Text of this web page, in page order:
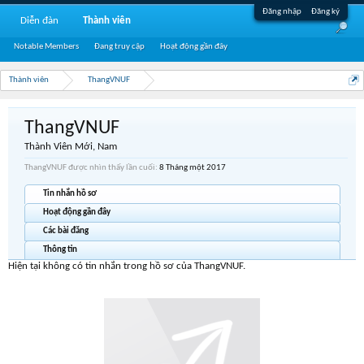
Đăng nhập Đăng ký
Thành viên ThangVNUF
ThangVNUF
Thành Viên Mới, Nam
ThangVNUF được nhìn thấy lần cuối: 8 Tháng một 2017
Tin nhắn hồ sơ
Hoạt động gần đây
Các bài đăng
Thông tin
Hiện tại không có tin nhắn trong hồ sơ của ThangVNUF.
Diễn đàn Thành viên
Notable Members Đang truy cập Hoạt động gần đây